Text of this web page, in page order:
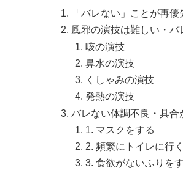
「バレない」ことが再優
風邪の演技は難しい・
咳の演技
鼻水の演技
くしゃみの演技
発熱の演技
バレない体調不良・具
1. マスクをする
2. 頻繁にトイレに行
3. 食欲がないふりを